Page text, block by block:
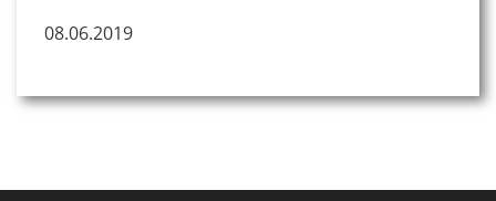
08.06.2019